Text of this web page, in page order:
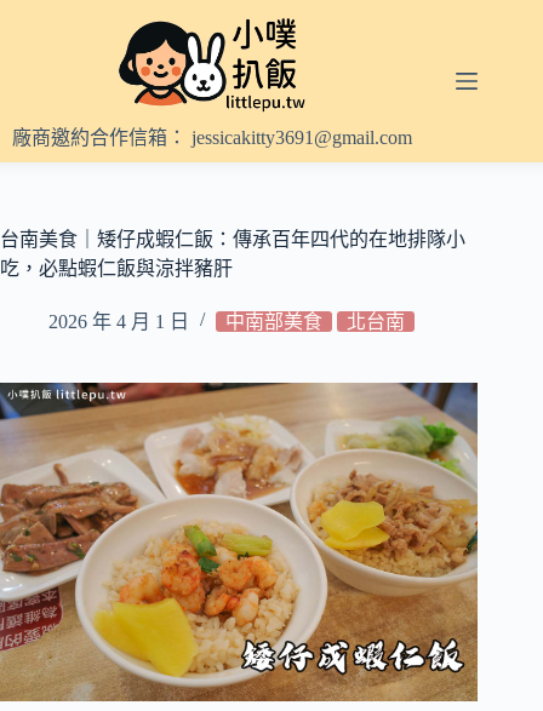
內
容
廠商邀約合作信箱： jessicakitty3691@gmail.com
台南美食｜矮仔成蝦仁飯：傳承百年四代的在地排隊小
吃，必點蝦仁飯與涼拌豬肝
2026 年 4 月 1 日 中南部美食 北台南